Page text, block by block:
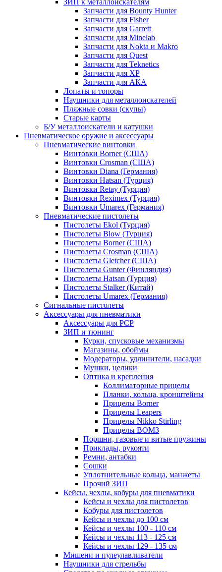
Запчасти для Bounty Hunter
Запчасти для Fisher
Запчасти для Garrett
Запчасти для Minelab
Запчасти для Nokta и Makro
Запчасти для Quest
Запчасти для Teknetics
Запчасти для XP
Запчасти для АКА
Лопаты и топоры
Наушники для металлоискателей
Пляжные совки (скупы)
Старые карты
Б/У металлоискатели и катушки
Пневматическое оружие и аксессуары
Пневматические винтовки
Винтовки Borner (США)
Винтовки Crosman (США)
Винтовки Diana (Германия)
Винтовки Hatsan (Турция)
Винтовки Retay (Турция)
Винтовки Reximex (Турция)
Винтовки Umarex (Германия)
Пневматические пистолеты
Пистолеты Ekol (Турция)
Пистолеты Blow (Турция)
Пистолеты Borner (США)
Пистолеты Crosman (США)
Пистолеты Gletcher (США)
Пистолеты Gunter (Финляндия)
Пистолеты Hatsan (Турция)
Пистолеты Stalker (Китай)
Пистолеты Umarex (Германия)
Сигнальные пистолеты
Аксессуары для пневматики
Аксессуары для PCP
ЗИП и тюнинг
Курки, спусковые механизмы
Магазины, обоймы
Модераторы, удлинители, насадки
Мушки, целики
Оптика и крепления
Коллиматорные прицелы
Планки, кольца, кронштейны
Прицелы Borner
Прицелы Leapers
Прицелы Nikko Stirling
Прицелы ВОМЗ
Поршни, газовые и витые пружины
Приклады, рукояти
Ремни, антабки
Сошки
Уплотнительные кольца, манжеты
Прочий ЗИП
Кейсы, чехлы, кобуры для пневматики
Кейсы и чехлы для пистолетов
Кобуры для пистолетов
Кейсы и чехлы до 100 см
Кейсы и чехлы 100 - 110 см
Кейсы и чехлы 113 - 125 см
Кейсы и чехлы 129 - 135 см
Мишени и пулеулавливатели
Наушники для стрельбы